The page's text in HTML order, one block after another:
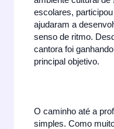
escolares,
ajudaram a
senso de ritmo.
cantora foi
principal objetivo.
O caminho até a
simples. Como